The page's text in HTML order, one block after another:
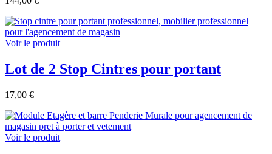
Voir le produit
Lot de 2 Stop Cintres pour portant
17,00 €
Voir le produit